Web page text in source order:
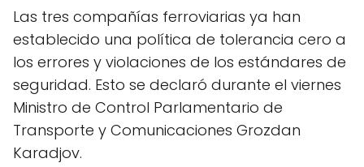
Las tres compañías ferroviarias ya han
establecido una política de tolerancia cero a
los errores y violaciones de los estándares de
seguridad. Esto se declaró durante el viernes
Ministro de Control Parlamentario de
Transporte y Comunicaciones Grozdan
Karadjov.